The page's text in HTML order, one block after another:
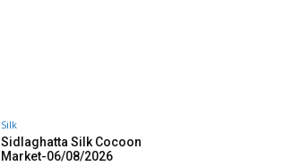
Silk
Sidlaghatta Silk Cocoon
Market-06/08/2026